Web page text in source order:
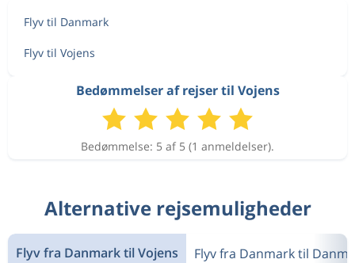
Flyv til Danmark
Flyv til Vojens
Bedømmelser af rejser til Vojens
Bedømmelse: 5 af 5 (1 anmeldelser).
Alternative rejsemuligheder
Flyv fra Danmark til Vojens Flyv fra Danmark til